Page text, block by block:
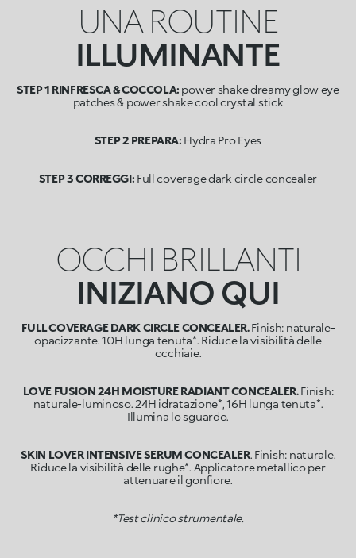
UNA ROUTINE
ILLUMINANTE
STEP 1 RINFRESCA & COCCOLA: power shake dreamy glow eye
patches & power shake cool crystal stick
STEP 2 PREPARA: Hydra Pro Eyes
STEP 3 CORREGGI: Full coverage dark circle concealer
OCCHI BRILLANTI
INIZIANO QUI
FULL COVERAGE DARK CIRCLE CONCEALER.Finish: naturale-
opacizzante. 10H lunga tenuta*. Riduce la visibilità delle
occhiaie.
LOVE FUSION 24H MOISTURE RADIANT CONCEALER.Finish:
naturale-luminoso. 24H idratazione*, 16H lunga tenuta*.
Illumina lo sguardo.
SKIN LOVER INTENSIVE SERUM CONCEALER. Finish: naturale.
Riduce la visibilità delle rughe*. Applicatore metallico per
attenuare il gonfiore.
*Test clinico strumentale.